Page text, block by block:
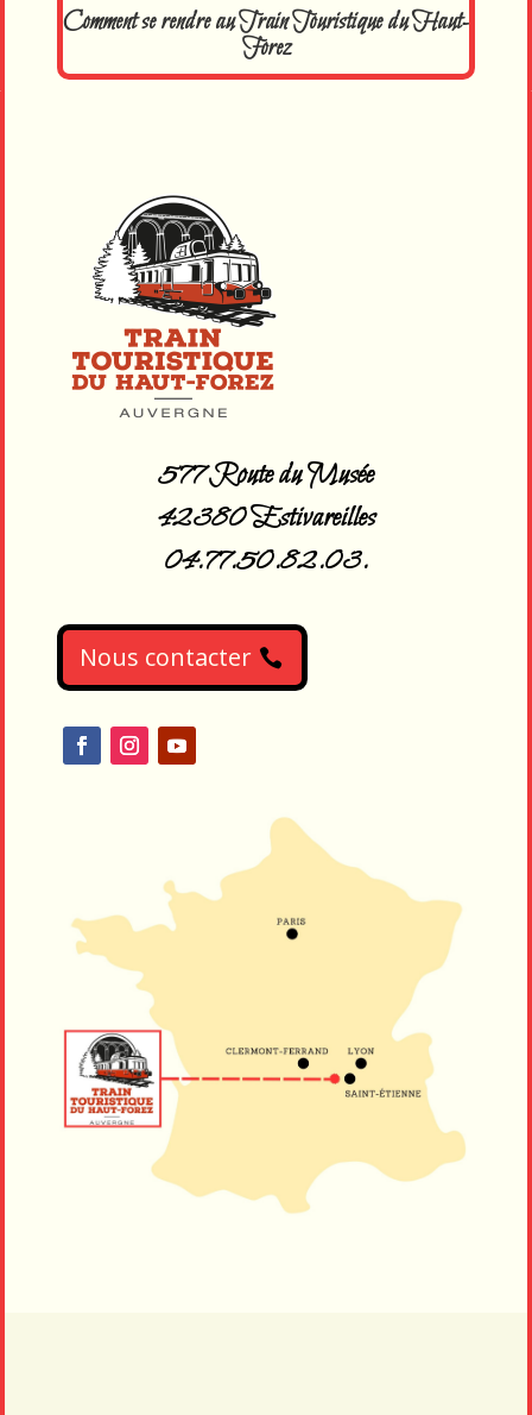
Comment se rendre au Train Touristique du Haut-
Forez
577 Route du Musée
42380 Estivareilles
04.77.50.82.03.
Nous contacter